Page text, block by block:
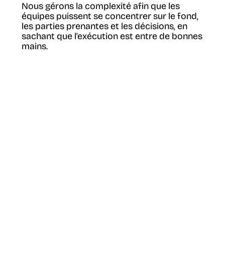
Nous gérons la complexité afin que les
équipes puissent se concentrer sur le fond,
les parties prenantes et les décisions, en
sachant que l'exécution est entre de bonnes
mains.